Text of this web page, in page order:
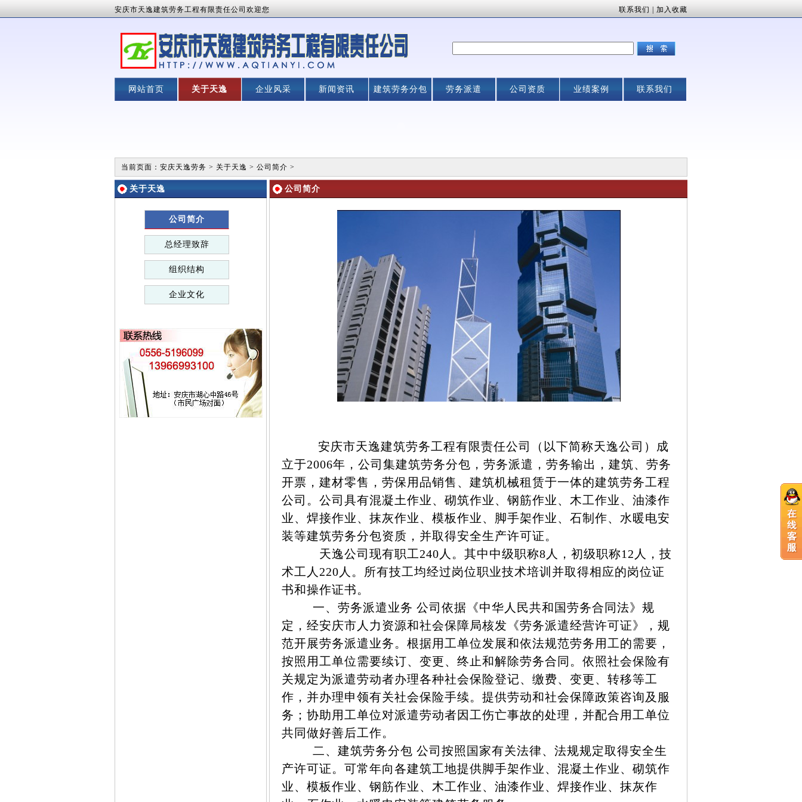
安庆市天逸建筑劳务工程有限责任公司欢迎您 联系我们 加入收藏
网站首页 关于天逸 企业风采 新闻资讯 建筑劳务分包 劳务派遣 公司资质 业绩案例 联系我们
当前页面： 安庆天逸劳务 > 关于天逸 > 公司简介 >
关于天逸
公司简介
总经理致辞
组织结构
企业文化
公司简介
安庆市天逸建筑劳务工程有限责任公司（以下简称天逸公司）成
立于2006年，公司集建筑劳务分包，劳务派遣，劳务输出，建筑、劳务
开票，建材零售，劳保用品销售、建筑机械租赁于一体的建筑劳务工程
公司。公司具有混凝土作业、砌筑作业、钢筋作业、木工作业、油漆作
业、焊接作业、抹灰作业、模板作业、脚手架作业、石制作、水暖电安
装等建筑劳务分包资质，并取得安全生产许可证。
天逸公司现有职工240人。其中中级职称8人，初级职称12人，技
术工人220人。所有技工均经过岗位职业技术培训并取得相应的岗位证
书和操作证书。
一、劳务派遣业务 公司依据《中华人民共和国劳务合同法》规
定，经安庆市人力资源和社会保障局核发《劳务派遣经营许可证》，规
范开展劳务派遣业务。根据用工单位发展和依法规范劳务用工的需要，
按照用工单位需要续订、变更、终止和解除劳务合同。依照社会保险有
关规定为派遣劳动者办理各种社会保险登记、缴费、变更、转移等工
作，并办理申领有关社会保险手续。提供劳动和社会保障政策咨询及服
务；协助用工单位对派遣劳动者因工伤亡事故的处理，并配合用工单位
共同做好善后工作。
二、建筑劳务分包 公司按照国家有关法律、法规规定取得安全生
产许可证。可常年向各建筑工地提供脚手架作业、混凝土作业、砌筑作
业、模板作业、钢筋作业、木工作业、油漆作业、焊接作业、抹灰作